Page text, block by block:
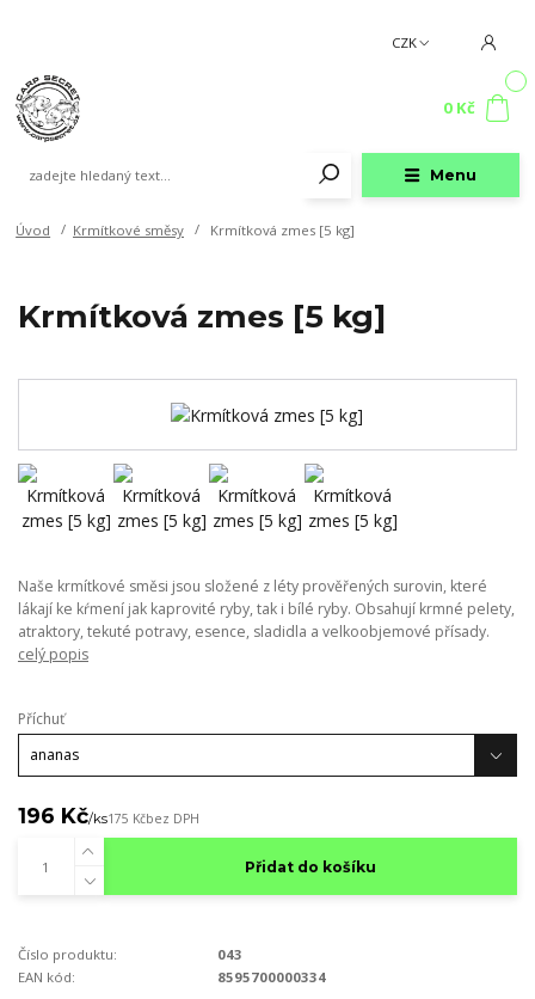
Menu
CZK
0 Kč
Úvod Krmítkové směsy Krmítková zmes [5 kg]
Krmítková zmes [5 kg]
Naše krmítkové směsi jsou složené z léty prověřených surovin, které
lákají ke kŕmení jak kaprovité ryby, tak i bílé ryby. Obsahují krmné pelety,
atraktory, tekuté potravy, esence, sladidla a velkoobjemové přísady.
celý popis
Příchuť
196 Kč/ks175 Kčbez DPH
Přidat do košíku
Číslo produktu:
043
EAN kód:
8595700000334